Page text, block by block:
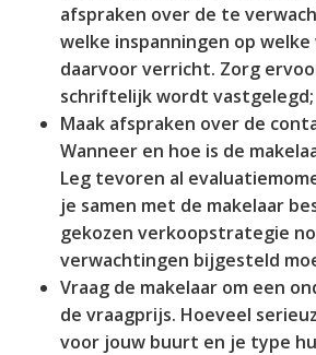
afspraken over de te
welke inspanningen op
daarvoor verricht. Zorg
schriftelijk wordt vastgelegd;
Maak afspraken over de
Wanneer en hoe is de
Leg tevoren al
je samen met de makelaar
gekozen verkoopstrategie
verwachtingen bijgesteld
Vraag de makelaar om een
de vraagprijs. Hoeveel
voor jouw buurt en je type